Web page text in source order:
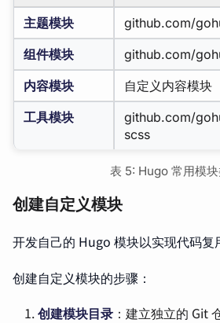
主题模块
github.com/
组件模块
github.com/
内容模块
自定义内容模块
工具模块
github.com/
scss
表 5: Hugo 常用模
创建自定义模块
开发自己的 Hugo 模块以实现代码复
创建自定义模块的步骤：
创建模块目录 ：建立独立的 Git